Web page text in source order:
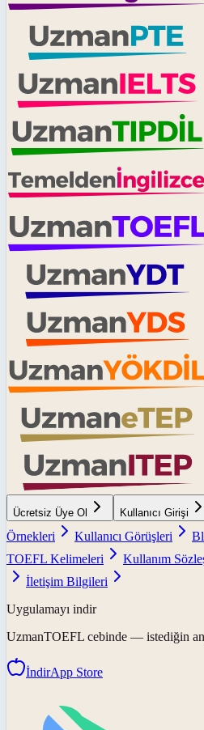
Ücretsiz Üye Ol Kullanıcı Girişi
Örnekleri
Kullanıcı Görüşleri
TOEFL Kelimeleri
Kullanım
İletişim Bilgileri
Uygulamayı indir
UzmanTOEFL cebinde — istediğin
İndirApp Store